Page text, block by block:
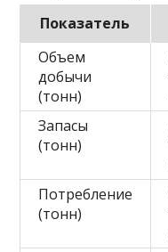
Показатель
Объем
добычи
(тонн)
Запасы
(тонн)
Потребление
(тонн)